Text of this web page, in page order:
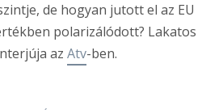
de hogyan jutott el az EU
polarizálódott? Lakatos
az Atv-ben.